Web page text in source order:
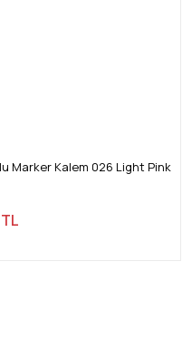
Marker Kalem 026 Light Pink